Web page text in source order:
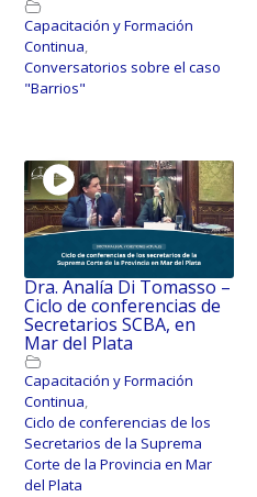
Capacitación y Formación
Continua,
Conversatorios sobre el caso
"Barrios"
Dra. Analía Di Tomasso –
Ciclo de conferencias de
Secretarios SCBA, en
Mar del Plata
Capacitación y Formación
Continua,
Ciclo de conferencias de los
Secretarios de la Suprema
Corte de la Provincia en Mar
del Plata